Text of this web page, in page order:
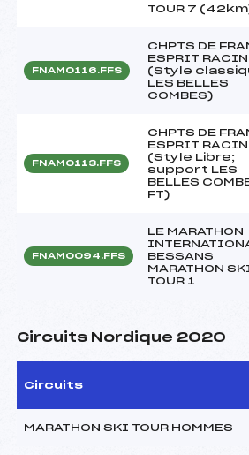
TOUR 7
FNAM0116.FFS
CHPTS DE
ESPRIT
(Style
LES BELLES
COMBES)
FNAM0113.FFS
CHPTS DE
ESPRIT
(Style Libre;
support LES
BELLES
FT)
FNAM0094.FFS
LE MARATHON
BESSANS
MARATHON
TOUR 1
Circuits Nordique 2020
Circuits
MARATHON SKI TOUR HOMMES